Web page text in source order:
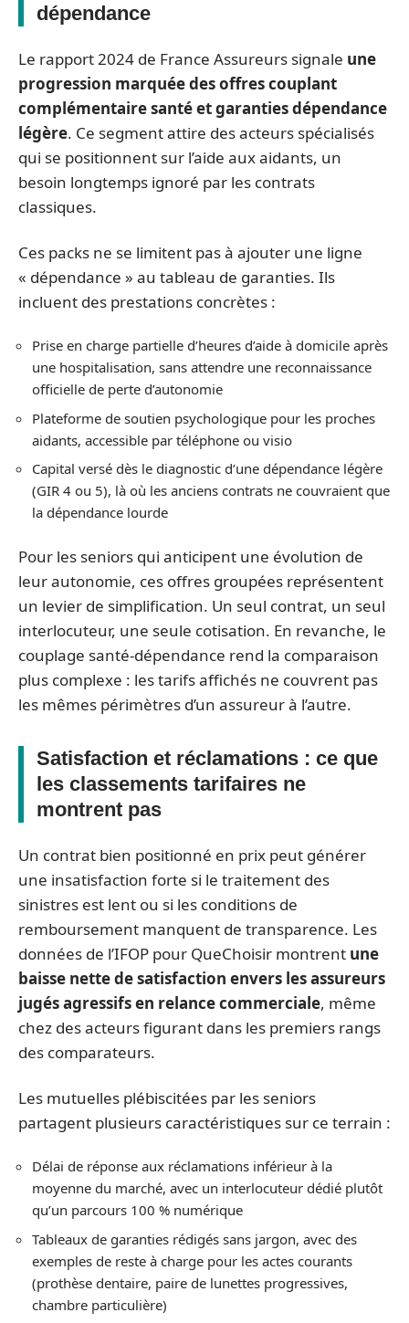
dépendance
Le rapport 2024 de France Assureurs signale une
progression marquée des offres couplant
complémentaire santé et garanties dépendance
légère. Ce segment attire des acteurs spécialisés
qui se positionnent sur l’aide aux aidants, un
besoin longtemps ignoré par les contrats
classiques.
Ces packs ne se limitent pas à ajouter une ligne
« dépendance » au tableau de garanties. Ils
incluent des prestations concrètes :
Prise en charge partielle d’heures d’aide à domicile après
une hospitalisation, sans attendre une reconnaissance
officielle de perte d’autonomie
Plateforme de soutien psychologique pour les proches
aidants, accessible par téléphone ou visio
Capital versé dès le diagnostic d’une dépendance légère
(GIR 4 ou 5), là où les anciens contrats ne couvraient que
la dépendance lourde
Pour les seniors qui anticipent une évolution de
leur autonomie, ces offres groupées représentent
un levier de simplification. Un seul contrat, un seul
interlocuteur, une seule cotisation. En revanche, le
couplage santé-dépendance rend la comparaison
plus complexe : les tarifs affichés ne couvrent pas
les mêmes périmètres d’un assureur à l’autre.
Satisfaction et réclamations : ce que
les classements tarifaires ne
montrent pas
Un contrat bien positionné en prix peut générer
une insatisfaction forte si le traitement des
sinistres est lent ou si les conditions de
remboursement manquent de transparence. Les
données de l’IFOP pour QueChoisir montrent une
baisse nette de satisfaction envers les assureurs
jugés agressifs en relance commerciale, même
chez des acteurs figurant dans les premiers rangs
des comparateurs.
Les mutuelles plébiscitées par les seniors
partagent plusieurs caractéristiques sur ce terrain :
Délai de réponse aux réclamations inférieur à la
moyenne du marché, avec un interlocuteur dédié plutôt
qu’un parcours 100 % numérique
Tableaux de garanties rédigés sans jargon, avec des
exemples de reste à charge pour les actes courants
(prothèse dentaire, paire de lunettes progressives,
chambre particulière)